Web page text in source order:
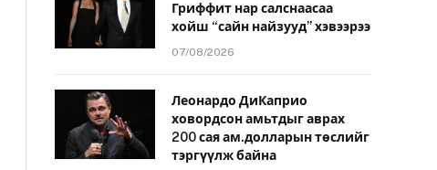
Гриффит нар салснаасаа
хойш “сайн найзууд” хэвээрээ
07/08/2026
Леонардо ДиКаприо
ховордсон амьтдыг аврах
200 сая ам.долларын төслийг
тэргүүлж байна